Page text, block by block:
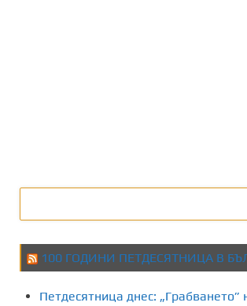
100 ГОДИНИ ПЕТДЕСЯТНИЦА В
Петдесятница днес: „Грабването”